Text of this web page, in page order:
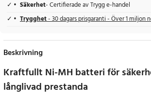
Säkerhet- Certifierade av Trygg e-handel
Trygghet- 30 dagars prisgaranti - Över 1 miljon
Beskrivning
Kraftfullt Ni-MH batteri för
långlivad prestanda